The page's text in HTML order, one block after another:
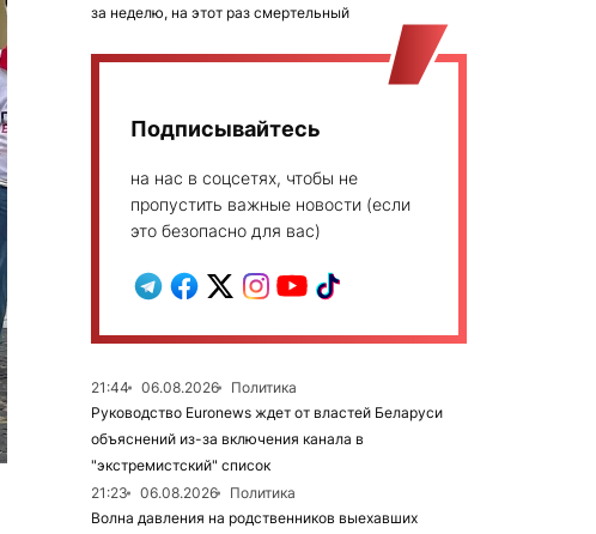
за неделю, на этот раз смертельный
Подписывайтесь
на нас в соцсетях, чтобы не
пропустить важные новости (если
это безопасно для вас)
21:44 06.08.2026
Политика
Руководство Euronews ждет от властей Беларуси
объяснений из-за включения канала в
"экстремистский" список
21:23
06.08.2026
Политика
Волна давления на родственников выехавших